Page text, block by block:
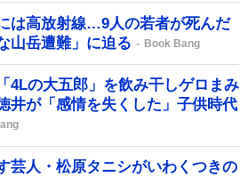
は高放射線…9人の若者が死んだ
山岳遭難」に迫る
Book Bang
4Lの大五郎」を飲み干しゲロまみ
井が「感情を失くした」子供時代
芸人・松原タニシがいわくつきの